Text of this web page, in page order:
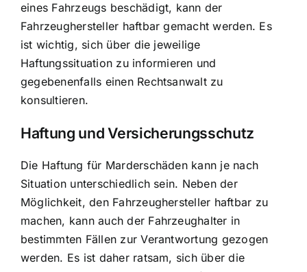
eines Fahrzeugs beschädigt, kann der
Fahrzeughersteller haftbar gemacht werden. Es
ist wichtig, sich über die jeweilige
Haftungssituation zu informieren und
gegebenenfalls einen Rechtsanwalt zu
konsultieren.
Haftung und Versicherungsschutz
Die Haftung für Marderschäden kann je nach
Situation unterschiedlich sein. Neben der
Möglichkeit, den Fahrzeughersteller haftbar zu
machen, kann auch der Fahrzeughalter in
bestimmten Fällen zur Verantwortung gezogen
werden. Es ist daher ratsam, sich über die